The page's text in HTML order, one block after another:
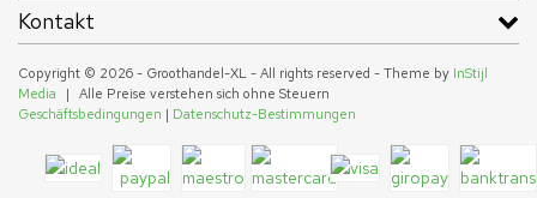
Kontakt
Copyright © 2026 - Groothandel-XL - All rights reserved - Theme by InStijl
Media
|
Alle Preise verstehen sich ohne Steuern
Geschäftsbedingungen | Datenschutz-Bestimmungen